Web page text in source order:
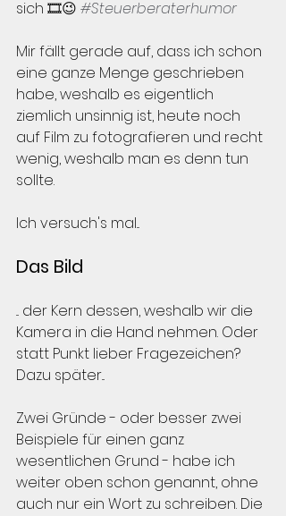
sich 🎞️😉 #Steuerberaterhumor
Mir fällt gerade auf, dass ich schon
eine ganze Menge geschrieben
habe, weshalb es eigentlich
ziemlich unsinnig ist, heute noch
auf Film zu fotografieren und recht
wenig, weshalb man es denn tun
sollte.
Ich versuch's mal...
Das Bild
... der Kern dessen, weshalb wir die
Kamera in die Hand nehmen. Oder
statt Punkt lieber Fragezeichen?
Dazu später...
Zwei Gründe - oder besser zwei
Beispiele für einen ganz
wesentlichen Grund - habe ich
weiter oben schon genannt, ohne
auch nur ein Wort zu schreiben. Die